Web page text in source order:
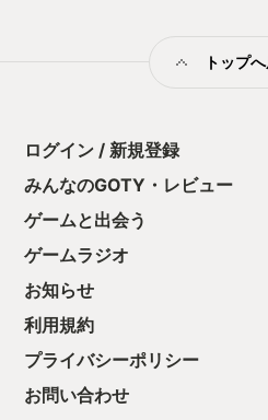
トップ
ログイン / 新規登録
みんなのGOTY・レビュー
ゲームと出会う
ゲームラジオ
お知らせ
利用規約
プライバシーポリシー
お問い合わせ